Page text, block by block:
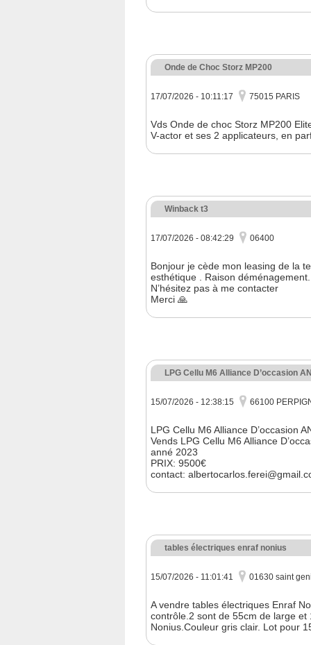
Onde de Choc Storz MP200
17/07/2026 - 10:11:17 75015 PARIS
Vds Onde de choc Storz MP200
V-actor et ses 2 applicateurs, en
Winback t3
17/07/2026 - 08:42:29 06400
Bonjour je cède mon leasing de la
esthétique . Raison déménagement.
N’hésitez pas à me contacter
Merci 🙏
LPG Cellu M6 Alliance D’occasion
15/07/2026 - 12:38:15 66100
LPG Cellu M6 Alliance D’occasion
Vends LPG Cellu M6 Alliance
anné 2023
PRIX: 9500€
contact:
tables électriques enraf nonius
15/07/2026 - 11:01:41 01630 saint
A vendre tables électriques Enraf
contrôle.2 sont de 55cm de large
Nonius.Couleur gris clair. Lot pour